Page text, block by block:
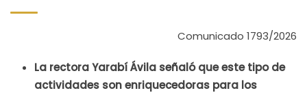
Comunicado 1793/2026
La rectora Yarabí Ávila señaló que este tipo de
actividades son enriquecedoras para los